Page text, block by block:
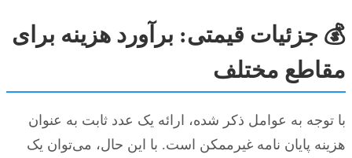
💰 جزئیات قیمتی: برآورد هزینه برای
مقاطع مختلف
با توجه به عوامل ذکر شده، ارائه یک عدد ثابت به عنوان
هزینه پایان نامه غیرممکن است. با این حال، می‌توان یک